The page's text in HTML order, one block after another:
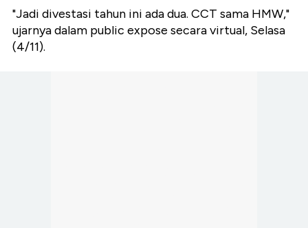
"Jadi divestasi tahun ini ada dua. CCT sama HMW,"
ujarnya dalam public expose secara virtual, Selasa
(4/11).